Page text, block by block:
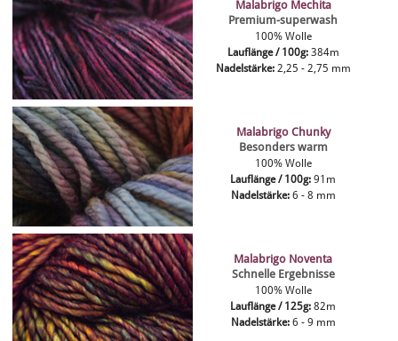
Malabrigo Mechita
Premium-superwash
100% Wolle
Lauflänge / 100g: 384m
Nadelstärke: 2,25 - 2,75 mm
Malabrigo Chunky
Besonders warm
100% Wolle
Lauflänge / 100g:91m
Nadelstärke: 6 - 8 mm
Malabrigo Noventa
Schnelle Ergebnisse
100% Wolle
Lauflänge / 125g:82m
Nadelstärke: 6 - 9 mm